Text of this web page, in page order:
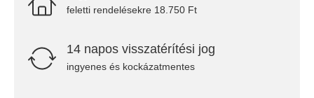
feletti rendelésekre 18.750 Ft
14 napos visszatérítési jog
ingyenes és kockázatmentes